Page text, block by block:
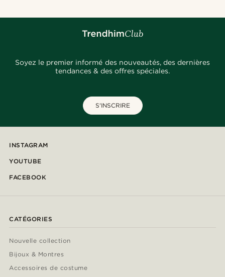
Soyez le premier informé des nouveautés, des dernières
tendances & des offres spéciales.
S'INSCRIRE
INSTAGRAM
YOUTUBE
FACEBOOK
CATÉGORIES
Nouvelle collection
Bijoux & Montres
Accessoires de costume